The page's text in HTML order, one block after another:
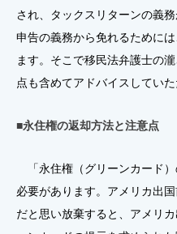
され、タックスリターンの義
申告の義務から免れるために
ます。そこで移民法弁護士の
点も含めてアドバイスしていた
■永住権の返却方法と注意点
「永住権（グリーンカード
必要があります。アメリカ出
だと思い放棄すると、アメリ